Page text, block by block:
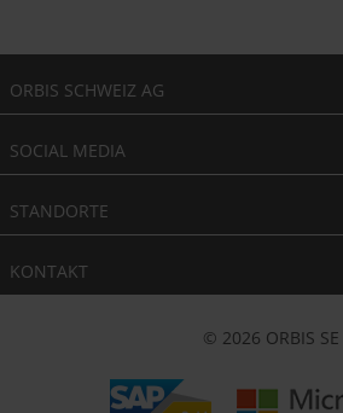
ORBIS SCHWEIZ AG
SOCIAL MEDIA
STANDORTE
KONTAKT
© 2026 ORBIS SE